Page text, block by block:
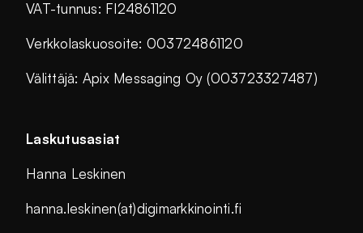
VAT-tunnus: FI24861120
Verkkolaskuosoite: 003724861120
Välittäjä: Apix Messaging Oy (003723327487)
Laskutusasiat
Hanna Leskinen
hanna.leskinen(at)digimarkkinointi.fi